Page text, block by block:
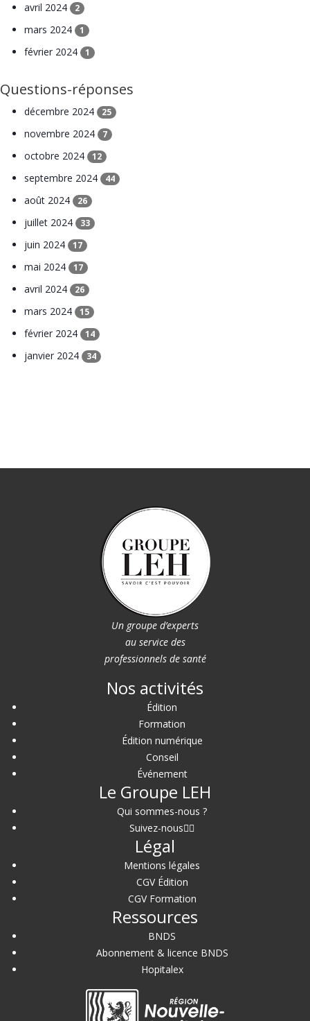
avril 2024 2
mars 2024 1
février 2024 1
Questions-réponses
décembre 2024 25
novembre 2024 7
octobre 2024 12
septembre 2024 44
août 2024 26
juillet 2024 33
juin 2024 17
mai 2024 17
avril 2024 26
mars 2024 15
février 2024 14
janvier 2024 34
Un groupe d’experts
au service des
professionnels de santé
Nos activités
Édition
Formation
Édition numérique
Conseil
Événement
Le Groupe LEH
Qui sommes-nous ?
Suivez-nous
Légal
Mentions légales
CGV Édition
CGV Formation
Ressources
BNDS
Abonnement & licence BNDS
Hopitalex